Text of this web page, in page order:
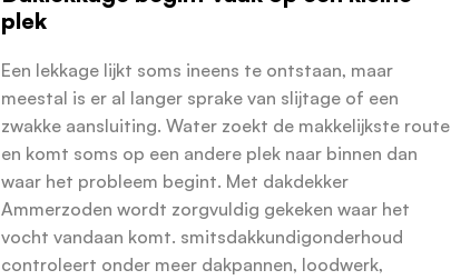
plek
Een lekkage lijkt soms ineens te ontstaan, maar
meestal is er al langer sprake van slijtage of een
zwakke aansluiting. Water zoekt de makkelijkste route
en komt soms op een andere plek naar binnen dan
waar het probleem begint. Met dakdekker
Ammerzoden wordt zorgvuldig gekeken waar het
vocht vandaan komt. smitsdakkundigonderhoud
controleert onder meer dakpannen, loodwerk,